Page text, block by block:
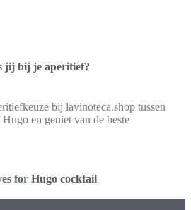
jij bij je aperitief?
bij lavinoteca.shop tussen
en geniet van de beste
for Hugo cocktail